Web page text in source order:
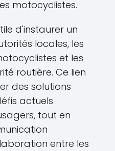
motocyclistes.
d'instaurer un
locales, les
et les
routière. Ce lien
des solutions
actuels
tout en
entre les